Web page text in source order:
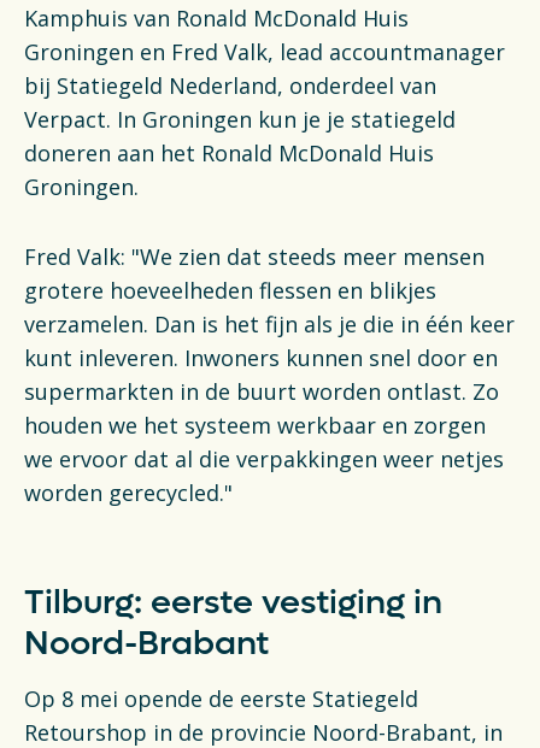
Kamphuis van Ronald McDonald Huis
Groningen en Fred Valk, lead accountmanager
bij Statiegeld Nederland, onderdeel van
Verpact. In Groningen kun je je statiegeld
doneren aan het Ronald McDonald Huis
Groningen.
Fred Valk: "We zien dat steeds meer mensen
grotere hoeveelheden flessen en blikjes
verzamelen. Dan is het fijn als je die in één keer
kunt inleveren. Inwoners kunnen snel door en
supermarkten in de buurt worden ontlast. Zo
houden we het systeem werkbaar en zorgen
we ervoor dat al die verpakkingen weer netjes
worden gerecycled."
Tilburg: eerste vestiging in
Noord-Brabant
Op 8 mei opende de eerste Statiegeld
Retourshop in de provincie Noord-Brabant, in